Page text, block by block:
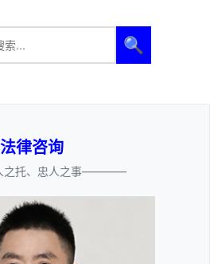
🔍
法律咨询
托、忠人之事————